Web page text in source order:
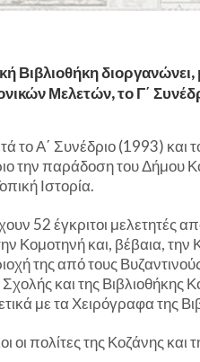
Βιβλιοθήκη
Μελετών, το Γ΄
το Α΄ Συνέδριο (1993) και
την παράδοση του Δήμου
Ιστορία.
52 έγκριτοι μελετητές
Κομοτηνή και, βέβαια, την
της από τους
και της Βιβλιοθήκης
με τα Χειρόγραφα της
οι πολίτες της Κοζάνης